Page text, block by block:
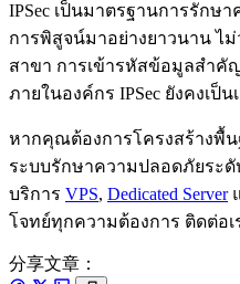
IPSec เป็นมาตรฐานการรักษ
การพิสูจน์มาอย่างยาวนาน ไม่
สาขา การเข้ารหัสข้อมูลสำคั
ภายในองค์กร IPSec ยังคงเป็
หากคุณต้องการโครงสร้างพื้น
ระบบรักษาความปลอดภัยระดั
บริการ VPS, Dedicated Server
โจทย์ทุกความต้องการ ติดต่อ
分享文章：